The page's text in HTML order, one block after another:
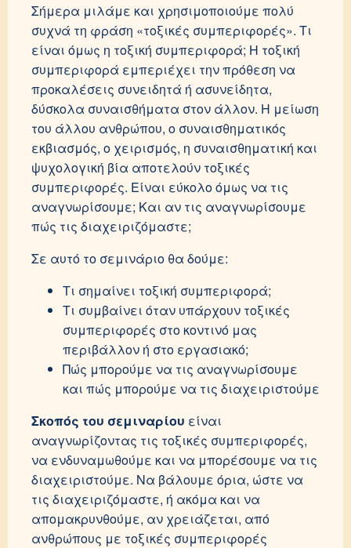
Σήμερα μιλάμε και χρησιμοποιούμε πολύ
συχνά τη φράση «τοξικές συμπεριφορές». Τι
είναι όμως η τοξική συμπεριφορά; Η τοξική
συμπεριφορά εμπεριέχει την πρόθεση να
προκαλέσεις συνειδητά ή ασυνείδητα,
δύσκολα συναισθήματα στον άλλον. Η μείωση
του άλλου ανθρώπου, ο συναισθηματικός
εκβιασμός, ο χειρισμός, η συναισθηματική και
ψυχολογική βία αποτελούν τοξικές
συμπεριφορές. Είναι εύκολο όμως να τις
αναγνωρίσουμε; Και αν τις αναγνωρίσουμε
πώς τις διαχειριζόμαστε;
Σε αυτό το σεμινάριο θα δούμε:
Τι σημαίνει τοξική συμπεριφορά;
Τι συμβαίνει όταν υπάρχουν τοξικές
συμπεριφορές στο κοντινό μας
περιβάλλον ή στο εργασιακό;
Πώς μπορούμε να τις αναγνωρίσουμε
και πώς μπορούμε να τις διαχειριστούμε
Σκοπός του σεμιναρίου είναι
αναγνωρίζοντας τις τοξικές συμπεριφορές,
να ενδυναμωθούμε και να μπορέσουμε να τις
διαχειριστούμε. Να βάλουμε όρια, ώστε να
τις διαχειριζόμαστε, ή ακόμα και να
απομακρυνθούμε, αν χρειάζεται, από
ανθρώπους με τοξικές συμπεριφορές